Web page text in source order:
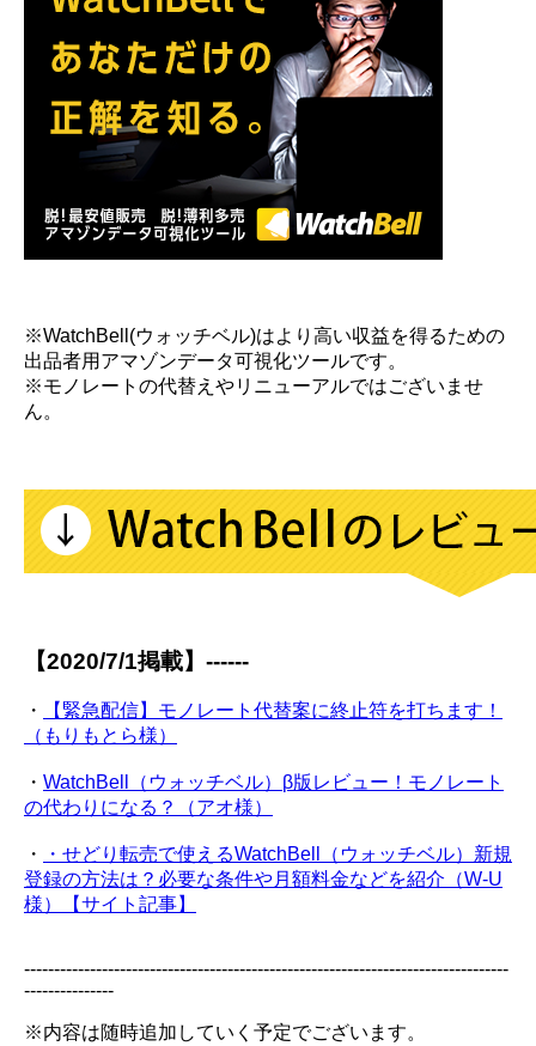
※WatchBell(ウォッチベル)はより高い収益を得るための
出品者用アマゾンデータ可視化ツールです。
※モノレートの代替えやリニューアルではございませ
ん。
【2020/7/1掲載】------
・
【緊急配信】モノレート代替案に終止符を打ちます！
（もりもとら様）
・ WatchBell（ウォッチベル）β版レビュー！モノレート
の代わりになる？（アオ様）
・
・せどり転売で使えるWatchBell（ウォッチベル）新規
登録の方法は？必要な条件や月額料金などを紹介（W-U
様）【サイト記事】
---------------------------------------------------------------------------------
---------------
※内容は随時追加していく予定でございます。